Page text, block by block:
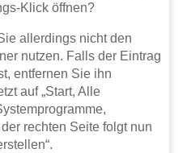
Klick öffnen?
allerdings nicht den
nutzen. Falls der Eintrag
entfernen Sie ihn
auf „Start, Alle
rechten Seite folgt nun